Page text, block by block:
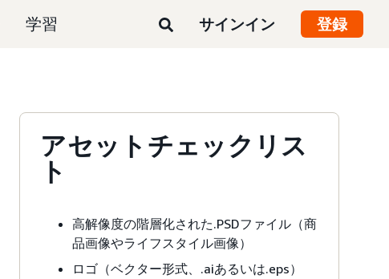
学習 サインイン 登録
アセットチェックリス
ト
高解像度の階層化された.PSDファイル（商
品画像やライフスタイル画像）
ロゴ（ベクター形式、.aiあるいは.eps）